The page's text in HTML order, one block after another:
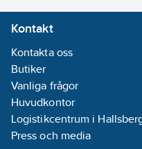
Kontakt
Kontakta oss
Butiker
Vanliga frågor
Huvudkontor
Logistikcentrum i
Press och media